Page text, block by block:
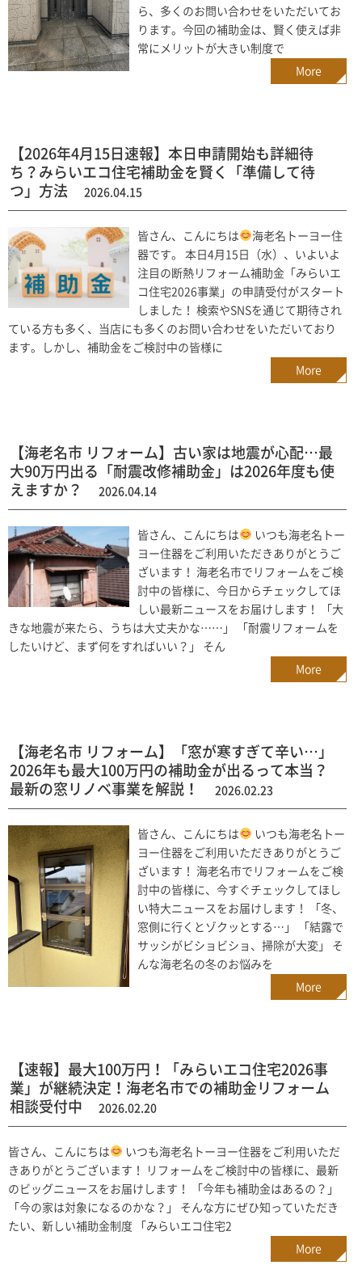
ら、多くのお問い合わせをいただいてお
ります。今回の補助金は、賢く使えば非
常にメリットが大きい制度で
More
【2026年4月15日速報】本日申請開始も詳細待
ち？みらいエコ住宅補助金を賢く「準備して待
つ」方法
2026.04.15
皆さん、こんにちは
海老名トーヨー住
器です。 本日4月15日（水）、いよいよ
注目の断熱リフォーム補助金「みらいエ
コ住宅2026事業」の申請受付がスタート
しました！ 検索やSNSを通じて期待され
ている方も多く、当店にも多くのお問い合わせをいただいており
ます。しかし、補助金をご検討中の皆様に
More
【海老名市 リフォーム】古い家は地震が心配…最
大90万円出る「耐震改修補助金」は2026年度も使
えますか？
2026.04.14
皆さん、こんにちは
いつも海老名トー
ヨー住器をご利用いただきありがとうご
ざいます！ 海老名市でリフォームをご検
討中の皆様に、今日からチェックしてほ
しい最新ニュースをお届けします！ 「大
きな地震が来たら、うちは大丈夫かな……」 「耐震リフォームを
したいけど、まず何をすればいい？」 そん
More
【海老名市 リフォーム】「窓が寒すぎて辛い…」
2026年も最大100万円の補助金が出るって本当？
最新の窓リノベ事業を解説！
2026.02.23
皆さん、こんにちは
いつも海老名トー
ヨー住器をご利用いただきありがとうご
ざいます！ 海老名市でリフォームをご検
討中の皆様に、今すぐチェックしてほし
い特大ニュースをお届けします！ 「冬、
窓側に行くとゾクッとする…」 「結露で
サッシがビショビショ、掃除が大変」 そ
んな海老名の冬のお悩みを
More
【速報】最大100万円！「みらいエコ住宅2026事
業」が継続決定！海老名市での補助金リフォーム
相談受付中
2026.02.20
皆さん、こんにちは
いつも海老名トーヨー住器をご利用いただ
きありがとうございます！ リフォームをご検討中の皆様に、最新
のビッグニュースをお届けします！ 「今年も補助金はあるの？」
「今の家は対象になるのかな？」 そんな方にぜひ知っていただき
たい、新しい補助金制度 「みらいエコ住宅2
More